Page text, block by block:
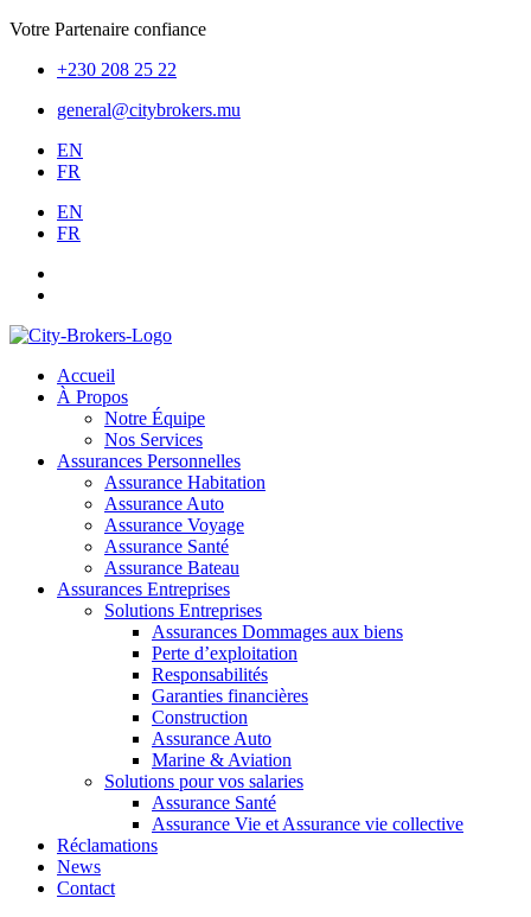
Votre Partenaire confiance
+230 208 25 22
general@citybrokers.mu
EN
FR
EN
FR
Accueil
À Propos
Notre Équipe
Nos Services
Assurances Personnelles
Assurance Habitation
Assurance Auto
Assurance Voyage
Assurance Santé
Assurance Bateau
Assurances Entreprises
Solutions Entreprises
Assurances Dommages aux biens
Perte d’exploitation
Responsabilités
Garanties financières
Construction
Assurance Auto
Marine & Aviation
Solutions pour vos salaries
Assurance Santé
Assurance Vie et Assurance vie collective
Réclamations
News
Contact